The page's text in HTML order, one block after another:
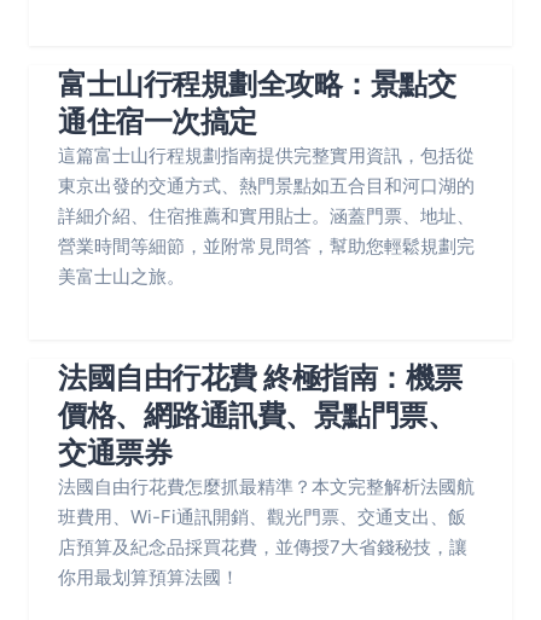
富士山行程規劃全攻略：景點交
通住宿一次搞定
這篇富士山行程規劃指南提供完整實用資訊，包括從
東京出發的交通方式、熱門景點如五合目和河口湖的
詳細介紹、住宿推薦和實用貼士。涵蓋門票、地址、
營業時間等細節，並附常見問答，幫助您輕鬆規劃完
美富士山之旅。
法國自由行花費 終極指南：機票
價格、網路通訊費、景點門票、
交通票券
法國自由行花費怎麼抓最精準？本文完整解析法國航
班費用、Wi-Fi通訊開銷、觀光門票、交通支出、飯
店預算及紀念品採買花費，並傳授7大省錢秘技，讓
你用最划算預算法國！